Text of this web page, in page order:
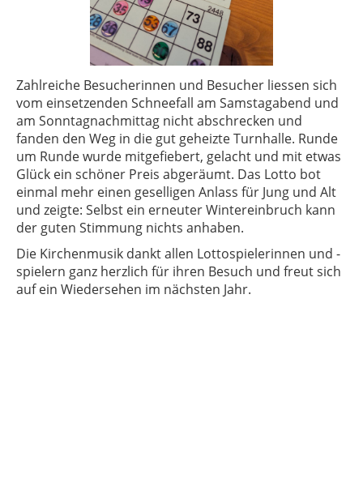
Zahlreiche Besucherinnen und Besucher liessen sich
vom einsetzenden Schneefall am Samstagabend und
am Sonntagnachmittag nicht abschrecken und
fanden den Weg in die gut geheizte Turnhalle. Runde
um Runde wurde mitgefiebert, gelacht und mit etwas
Glück ein schöner Preis abgeräumt. Das Lotto bot
einmal mehr einen geselligen Anlass für Jung und Alt
und zeigte: Selbst ein erneuter Wintereinbruch kann
der guten Stimmung nichts anhaben.
Die Kirchenmusik dankt allen Lottospielerinnen und -
spielern ganz herzlich für ihren Besuch und freut sich
auf ein Wiedersehen im nächsten Jahr.